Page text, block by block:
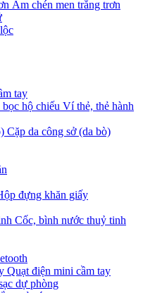
Ấm chén men trắng trơn
tay
Ví thẻ, thẻ hành
Cặp da công sở (da bò)
đựng khăn giấy
Cốc, bình nước thuỷ tinh
Quạt điện mini cầm tay
dự phòng